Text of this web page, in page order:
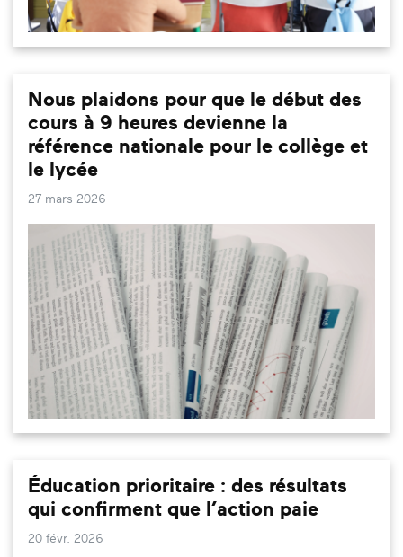
Nous plaidons pour que le début des
cours à 9 heures devienne la
référence nationale pour le collège et
le lycée
27 mars 2026
Éducation prioritaire : des résultats
qui confirment que l’action paie
20 févr. 2026